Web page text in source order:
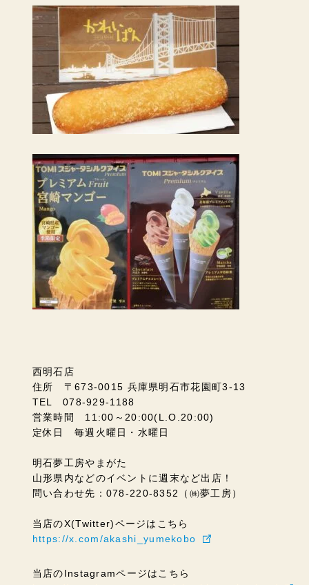
西明石店
住所 〒673-0015 兵庫県明石市花園町3-13
TEL 078-929-1188
営業時間 11:00～20:00(L.O.20:00)
定休日 毎週火曜日・水曜日
明石夢工房やまがた
山形県内などのイベントに週末など出店！
問い合わせ先：078-220-8352（㈱夢工房）
当店のX(Twitter)ページはこちら
https://x.com/akashi_yumekobo
当店のInstagramページはこちら